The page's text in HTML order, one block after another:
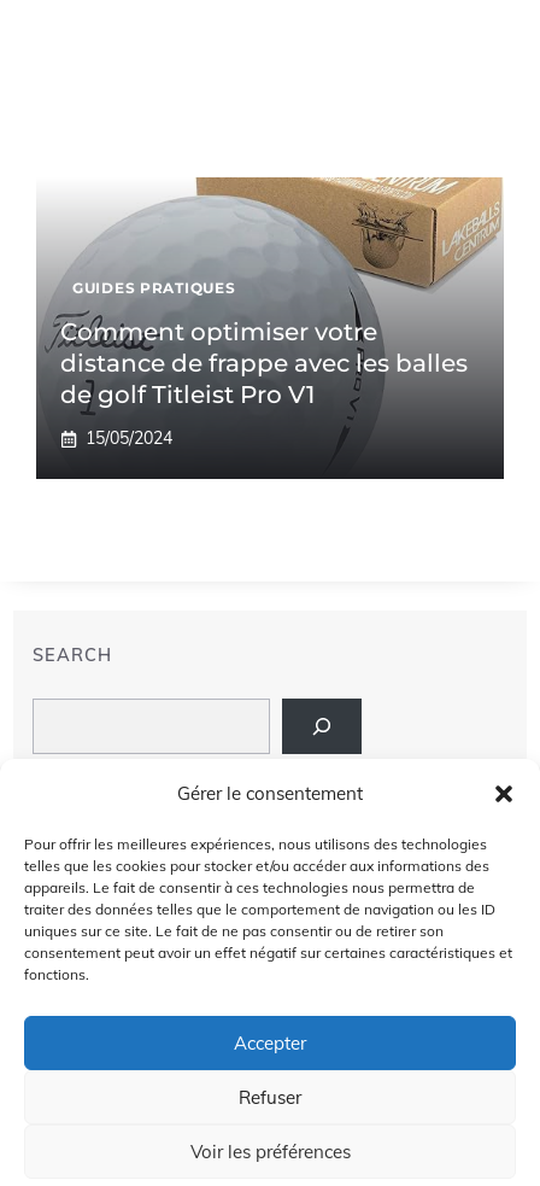
Gérer le consentement
Pour offrir les meilleures expériences, nous utilisons des technologies
telles que les cookies pour stocker et/ou accéder aux informations des
appareils. Le fait de consentir à ces technologies nous permettra de
traiter des données telles que le comportement de navigation ou les ID
uniques sur ce site. Le fait de ne pas consentir ou de retirer son
consentement peut avoir un effet négatif sur certaines caractéristiques et
fonctions.
Accepter
Refuser
Voir les préférences
GUIDES PRATIQUES
Comment optimiser votre
distance de frappe avec les balles
de golf Titleist Pro V1
15/05/2024
SEARCH
À PROPOS DE NOUS
AVIS DE NON-RESPONSABILITÉ
2024 @Copyright by